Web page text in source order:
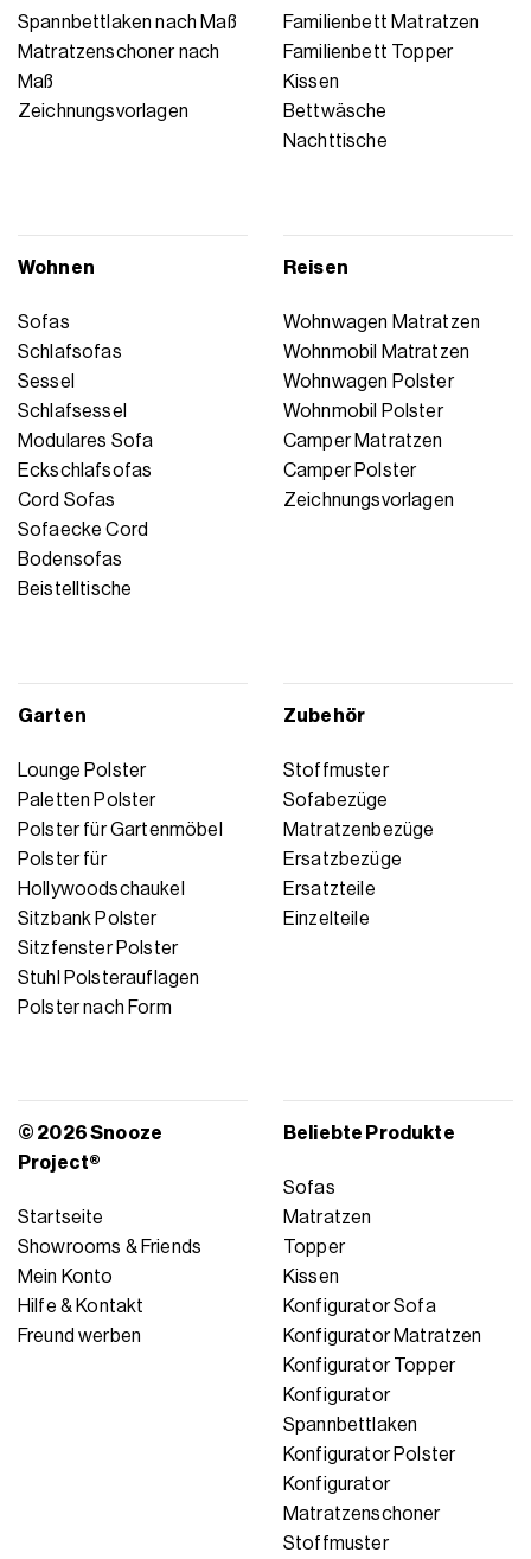
Spannbettlaken nach Maß
Matratzenschoner nach
Maß
Zeichnungsvorlagen
Familienbett Matratzen
Familienbett Topper
Kissen
Bettwäsche
Nachttische
Wohnen
Sofas
Schlafsofas
Sessel
Schlafsessel
Modulares Sofa
Eckschlafsofas
Cord Sofas
Sofaecke Cord
Bodensofas
Beistelltische
Reisen
Wohnwagen Matratzen
Wohnmobil Matratzen
Wohnwagen Polster
Wohnmobil Polster
Camper Matratzen
Camper Polster
Zeichnungsvorlagen
Garten
Lounge Polster
Paletten Polster
Polster für Gartenmöbel
Polster für
Hollywoodschaukel
Sitzbank Polster
Sitzfenster Polster
Stuhl Polsterauflagen
Polster nach Form
Zubehör
Stoffmuster
Sofabezüge
Matratzenbezüge
Ersatzbezüge
Ersatzteile
Einzelteile
© 2026 Snooze
Project®
Startseite
Showrooms & Friends
Mein Konto
Hilfe & Kontakt
Freund werben
Beliebte Produkte
Sofas
Matratzen
Topper
Kissen
Konfigurator Sofa
Konfigurator Matratzen
Konfigurator Topper
Konfigurator
Spannbettlaken
Konfigurator Polster
Konfigurator
Matratzenschoner
Stoffmuster